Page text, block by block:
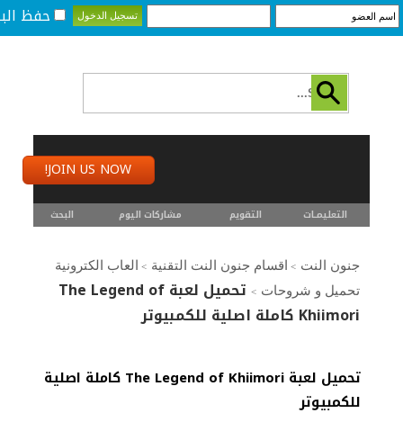
حفظ
JOIN US NOW!
التعليمـــات التقويم مشاركات اليوم البحث
جنون النت > اقسام جنون النت التقنية >
العاب الكترونية
تحميل و شروحات >
تحميل لعبة The Legend of
Khiimori كاملة اصلية للكمبيوتر
تحميل لعبة The Legend of Khiimori كاملة اصلية
للكمبيوتر